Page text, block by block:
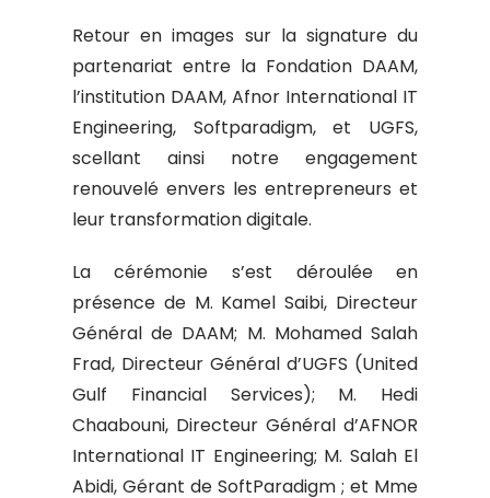
Retour en images sur la signature du
partenariat entre la Fondation DAAM,
l’institution DAAM, Afnor International IT
Engineering, Softparadigm, et UGFS,
scellant ainsi notre engagement
renouvelé envers les entrepreneurs et
leur transformation digitale.
La cérémonie s’est déroulée en
présence de M. Kamel Saibi, Directeur
Général de DAAM; M. Mohamed Salah
Frad, Directeur Général d’UGFS (United
Gulf Financial Services); M. Hedi
Chaabouni, Directeur Général d’AFNOR
International IT Engineering; M. Salah El
Abidi, Gérant de SoftParadigm ; et Mme